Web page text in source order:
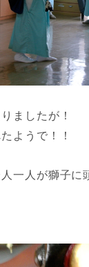
ましたが！
ようで！！
一人が獅子に